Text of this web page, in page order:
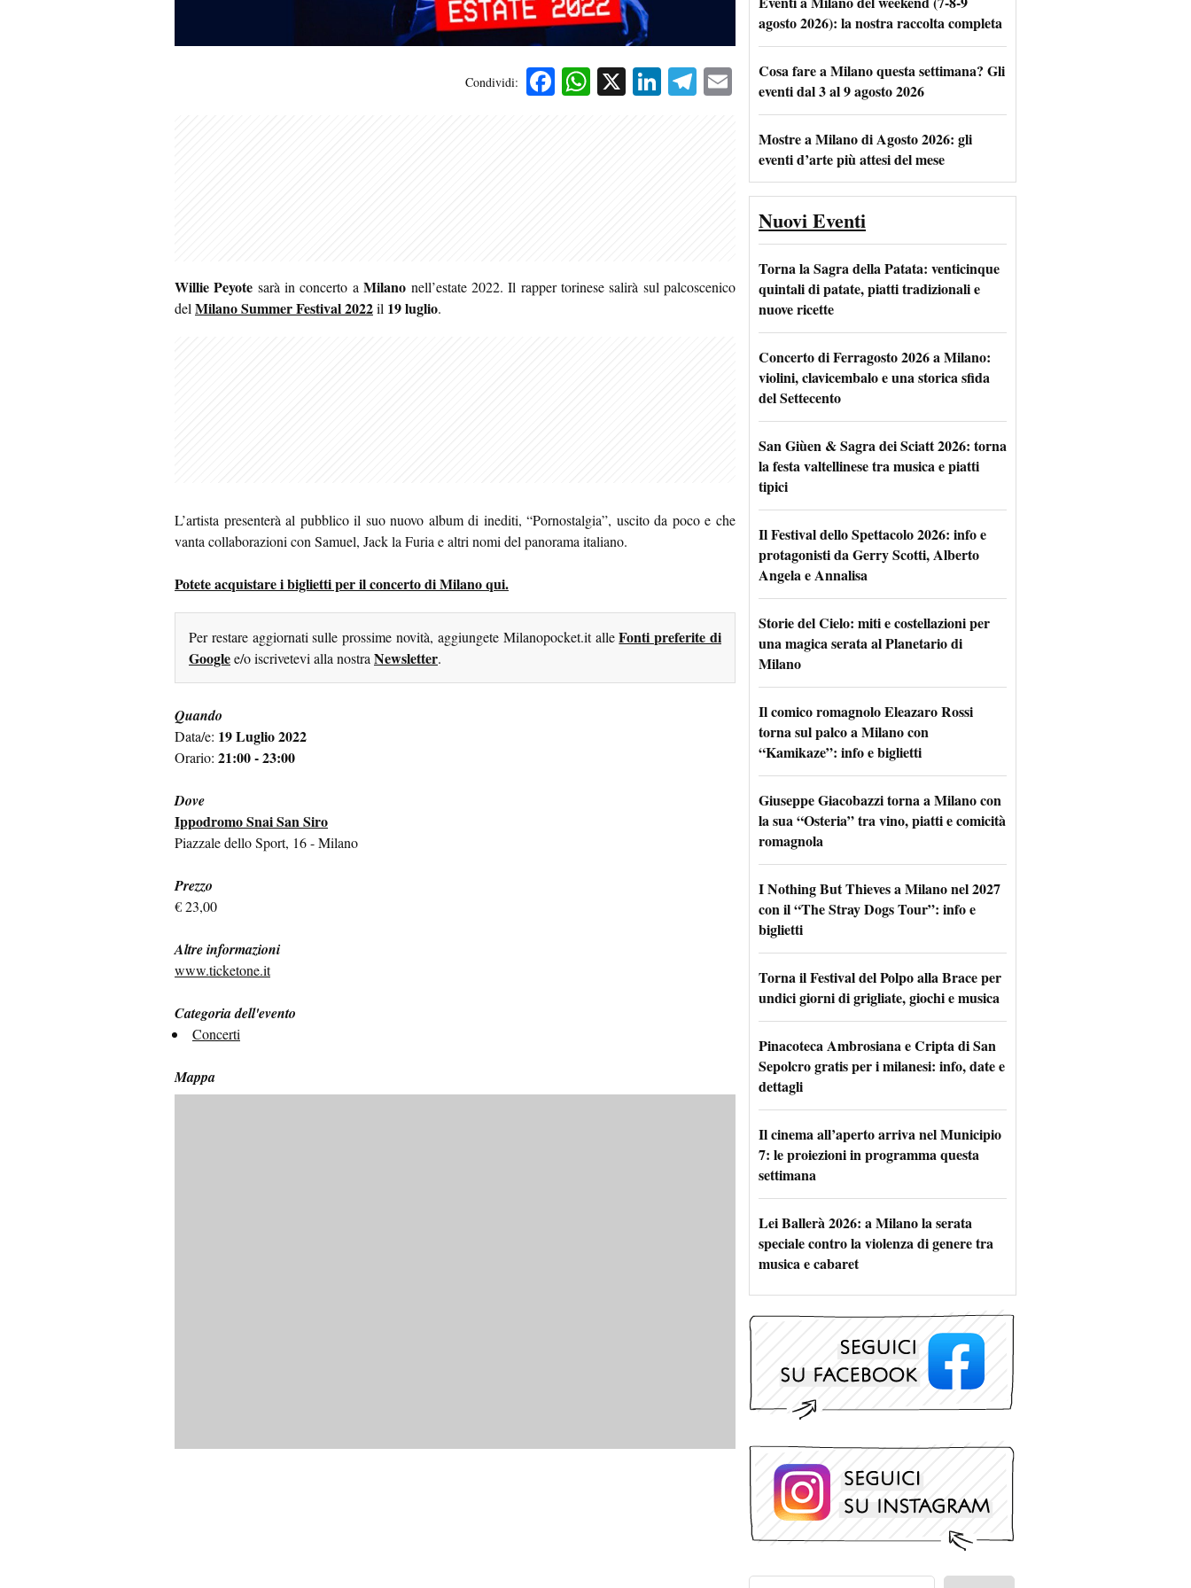
Condividi: Facebook
WhatsApp
X LinkedIn
Telegram
Email
Willie Peyote sarà in concerto aMilano nell’estate 2022. Il rapper torinese salirà sul palcoscenico
delMilano Summer Festival 2022il 19 luglio.
L’artista presenterà al pubblico il suo nuovo album di inediti, “Pornostalgia”, uscito da poco e che
vanta collaborazioni con Samuel, Jack la Furia e altri nomi del panorama italiano.
Potete acquistare i biglietti per il concerto di Milano qui.
Per restare aggiornati sulle prossime novità, aggiungete Milanopocket.it alleFonti preferite di
Googlee/o iscrivetevi alla nostraNewsletter.
Quando
Data/e: 19 Luglio 2022
Orario: 21:00 - 23:00
Dove
Ippodromo Snai San Siro
Piazzale dello Sport, 16 - Milano
Prezzo
€ 23,00
Altre informazioni
www.ticketone.it
Categoria dell'evento
Concerti
Mappa
agosto 2026): la nostra raccolta completa
Cosa fare a Milano questa settimana? Gli
eventi dal 3 al 9 agosto 2026
Mostre a Milano di Agosto 2026: gli
eventi d’arte più attesi del mese
Nuovi Eventi
Torna la Sagra della Patata: venticinque
quintali di patate, piatti tradizionali e
nuove ricette
Concerto di Ferragosto 2026 a Milano:
violini, clavicembalo e una storica sfida
del Settecento
San Giùen & Sagra dei Sciatt 2026: torna
la festa valtellinese tra musica e piatti
tipici
Il Festival dello Spettacolo 2026: info e
protagonisti da Gerry Scotti, Alberto
Angela e Annalisa
Storie del Cielo: miti e costellazioni per
una magica serata al Planetario di
Milano
Il comico romagnolo Eleazaro Rossi
torna sul palco a Milano con
“Kamikaze”: info e biglietti
Giuseppe Giacobazzi torna a Milano con
la sua “Osteria” tra vino, piatti e comicità
romagnola
I Nothing But Thieves a Milano nel 2027
con il “The Stray Dogs Tour”: info e
biglietti
Torna il Festival del Polpo alla Brace per
undici giorni di grigliate, giochi e musica
Pinacoteca Ambrosiana e Cripta di San
Sepolcro gratis per i milanesi: info, date e
dettagli
Il cinema all’aperto arriva nel Municipio
7: le proiezioni in programma questa
settimana
Lei Ballerà 2026: a Milano la serata
speciale contro la violenza di genere tra
musica e cabaret